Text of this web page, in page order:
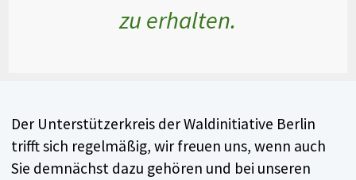
zu erhalten.
Der Unterstützerkreis der Waldinitiative Berlin
trifft sich regelmäßig, wir freuen uns, wenn auch
Sie demnächst dazu gehören und bei unseren